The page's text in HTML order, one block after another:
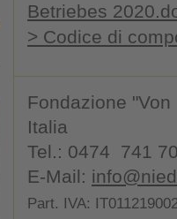
Betriebes
> Codice di
Fondazione
Italia
Tel.: 0474 741
E-Mail:
Part. IVA: